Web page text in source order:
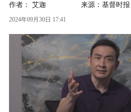
作者： 艾迦 来源：基督时报
2024年09月30日 17:41